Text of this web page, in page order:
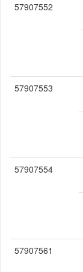
57907552
57907553
57907554
57907561